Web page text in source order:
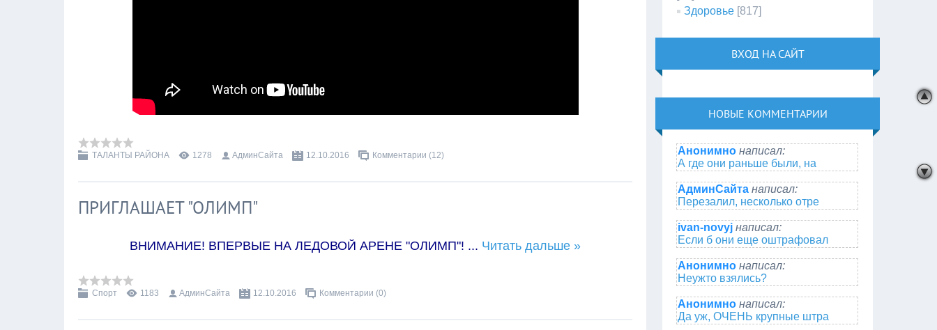
ТАЛАНТЫ РАЙОНА 1278 АдминСайта 12.10.2016 Комментарии (12)
ПРИГЛАШАЕТ "ОЛИМП"
ВНИМАНИЕ! ВПЕРВЫЕ НА ЛЕДОВОЙ АРЕНЕ "ОЛИМП"! ... Читать дальше »
Спорт 1183 АдминСайта 12.10.2016 Комментарии (0)
Здоровье [817]
ВХОД НА САЙТ
НОВЫЕ КОММЕНТАРИИ
Анонимно написал:
А где они раньше были, на
АдминСайта написал:
Перезалил, несколько отре
ivan-novyj написал:
Если б они еще оштрафовал
Анонимно написал:
Неужто взялись?
Анонимно написал:
Да уж, ОЧЕНЬ крупные штра